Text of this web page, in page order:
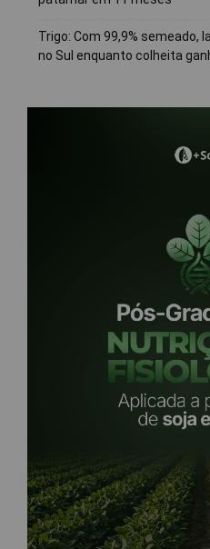
Trigo: Com 99,9% semeado,
no Sul enquanto colheita